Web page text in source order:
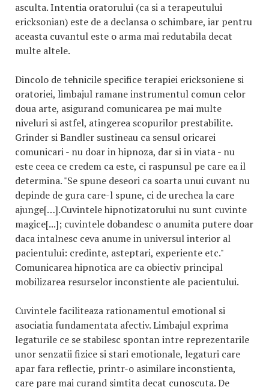
asculta. Intentia oratorului (ca si a terapeutului
ericksonian) este de a declansa o schimbare, iar pentru
aceasta cuvantul este o arma mai redutabila decat
multe altele.
Dincolo de tehnicile specifice terapiei ericksoniene si
oratoriei, limbajul ramane instrumentul comun celor
doua arte, asigurand comunicarea pe mai multe
niveluri si astfel, atingerea scopurilor prestabilite.
Grinder si Bandler sustineau ca sensul oricarei
comunicari - nu doar in hipnoza, dar si in viata - nu
este ceea ce credem ca este, ci raspunsul pe care ea il
determina. "Se spune deseori ca soarta unui cuvant nu
depinde de gura care-l spune, ci de urechea la care
ajunge[…].Cuvintele hipnotizatorului nu sunt cuvinte
magice[...]; cuvintele dobandesc o anumita putere doar
daca intalnesc ceva anume in universul interior al
pacientului: credinte, asteptari, experiente etc."
Comunicarea hipnotica are ca obiectiv principal
mobilizarea resurselor inconstiente ale pacientului.
Cuvintele faciliteaza rationamentul emotional si
asociatia fundamentata afectiv. Limbajul exprima
legaturile ce se stabilesc spontan intre reprezentarile
unor senzatii fizice si stari emotionale, legaturi care
apar fara reflectie, printr-o asimilare inconstienta,
care pare mai curand simtita decat cunoscuta. De